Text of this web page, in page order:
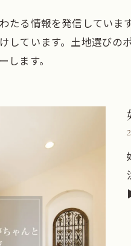
たる情報を発信してい
しています。土地選びの
します。